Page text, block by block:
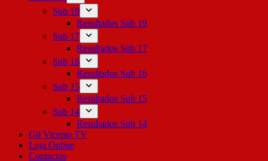
Sub 19
Resultados Sub 19
Sub 17
Resultados Sub 17
Sub 16
Resultados Sub 16
Sub 15
Resultados Sub 15
Sub 14
Resultados Sub 14
Gil Vicente TV
Loja Online
Contactos